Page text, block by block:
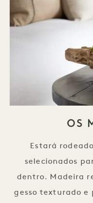
OS
Estará
selecionados
dentro. Madeira
gesso texturado e